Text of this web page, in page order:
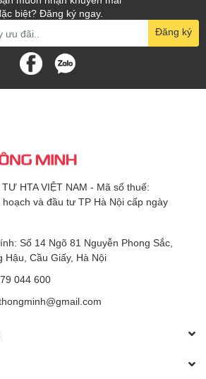
biệt? Đăng ký ngay.
Đăng ký
HTA VIỆT NAM - Mã số thuế:
và đầu tư TP Hà Nội cấp ngày
Số 14 Ngõ 81 Nguyễn Phong Sắc,
Hậu, Cầu Giấy, Hà Nội
044 600